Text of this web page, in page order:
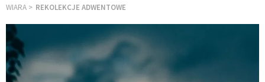
WIARA REKOLEKCJE ADWENTOWE